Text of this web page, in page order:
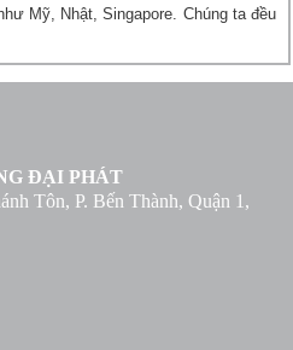
Mỹ, Nhật, Singapore. Chúng ta đều
ĐẠI PHÁT
Tôn, P. Bến Thành, Quận 1,